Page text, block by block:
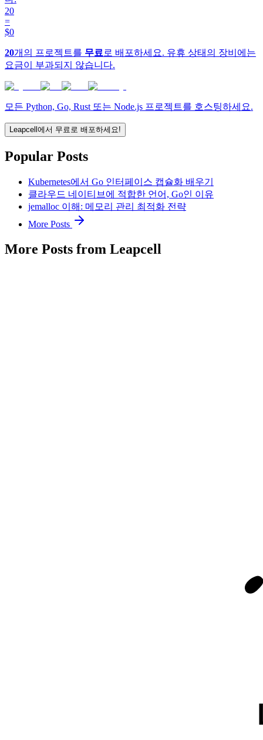
20
=
$0
20개의 프로젝트를 무료 로 배포하세요. 유휴 상태의 장비에는
요금이 부과되지 않습니다.
모든 Python, Go, Rust 또는 Node.js 프로젝트를 호스팅하세요.
Leapcell에서 무료로 배포하세요!
Popular Posts
Kubernetes에서 Go 인터페이스 캡슐화 배우기
클라우드 네이티브에 적합한 언어, Go인 이유
jemalloc 이해: 메모리 관리 최적화 전략
More Posts
More Posts from Leapcell